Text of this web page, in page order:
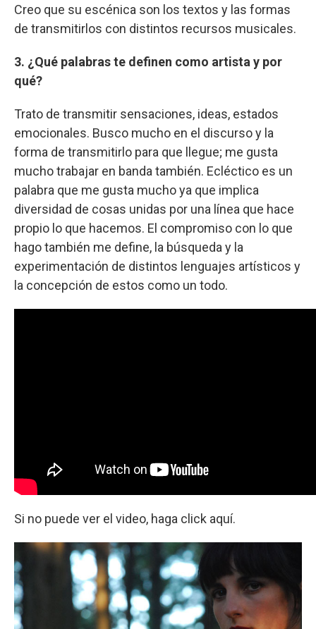
Creo que su escénica son los textos y las formas
de transmitirlos con distintos recursos musicales.
3. ¿Qué palabras te definen como artista y por
qué?
Trato de transmitir sensaciones, ideas, estados
emocionales. Busco mucho en el discurso y la
forma de transmitirlo para que llegue; me gusta
mucho trabajar en banda también. Ecléctico es un
palabra que me gusta mucho ya que implica
diversidad de cosas unidas por una línea que hace
propio lo que hacemos. El compromiso con lo que
hago también me define, la búsqueda y la
experimentación de distintos lenguajes artísticos y
la concepción de estos como un todo.
Si no puede ver el video, haga click aquí.